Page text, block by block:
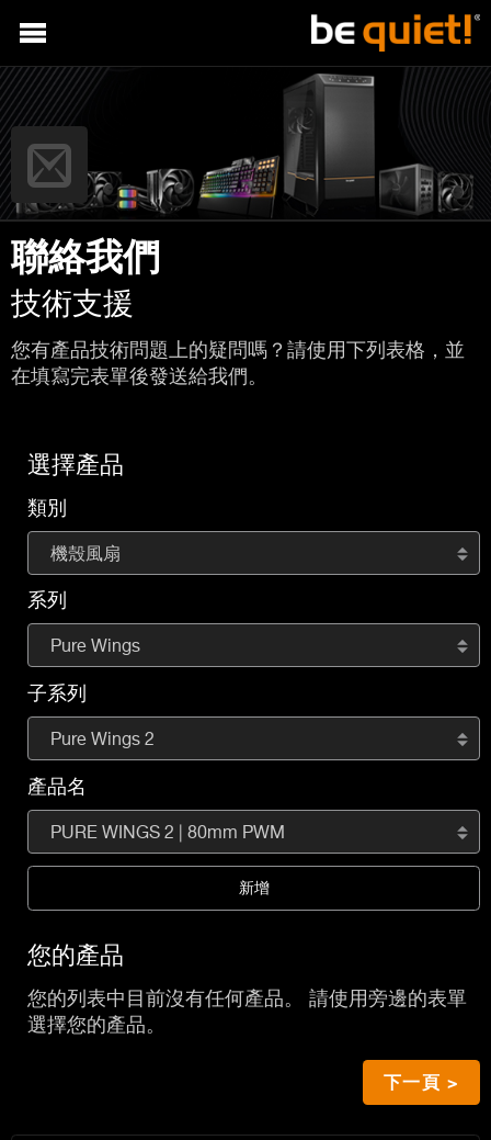
聯絡我們
技術支援
您有產品技術問題上的疑問嗎？請使用下列表格，並
在填寫完表單後發送給我們。
選擇產品
類別
機殼風扇
系列
Pure Wings
子系列
Pure Wings 2
產品名
PURE WINGS 2 | 80mm PWM
新增
您的產品
您的列表中目前沒有任何產品。 請使用旁邊的表單
選擇您的產品。
下一頁 >